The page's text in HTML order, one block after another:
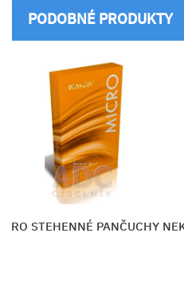
PODOBNÉ PRODUKTY
STEHENNÉ PANČUCHY